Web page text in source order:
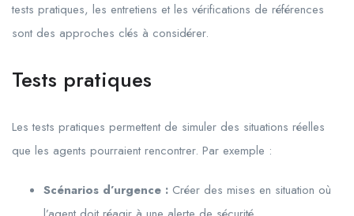
tests pratiques, les entretiens et les vérifications de références
sont des approches clés à considérer.
Tests pratiques
Les tests pratiques permettent de simuler des situations réelles
que les agents pourraient rencontrer. Par exemple :
Scénarios d’urgence : Créer des mises en situation où